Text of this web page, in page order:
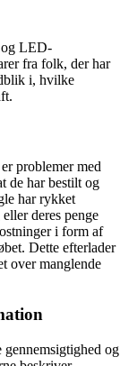
og LED-
fra folk, der har
i, hvilke
problemer med
de har bestilt og
har rykket
deres penge
i form af
Dette efterlader
over manglende
og